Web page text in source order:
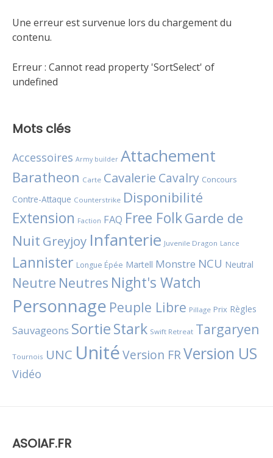
Une erreur est survenue lors du chargement du
contenu.
Erreur : Cannot read property 'SortSelect' of
undefined
Mots clés
Accessoires Army builder Attachement
Baratheon Carte Cavalerie Cavalry Concours
Contre-Attaque Counterstrike Disponibilité
Extension Faction FAQ Free FolkGarde de
Nuit Greyjoy Infanterie Juvenile Dragon Lance
Lannister Longue Épée Martell Monstre NCU Neutral
Neutre Neutres Night's Watch
Personnage Peuple Libre Pillage Prix Règles
Sauvageons SortieStark Swift Retreat Targaryen
Tournois UNC UnitéVersion FRVersion US
Vidéo
ASOIAF.FR